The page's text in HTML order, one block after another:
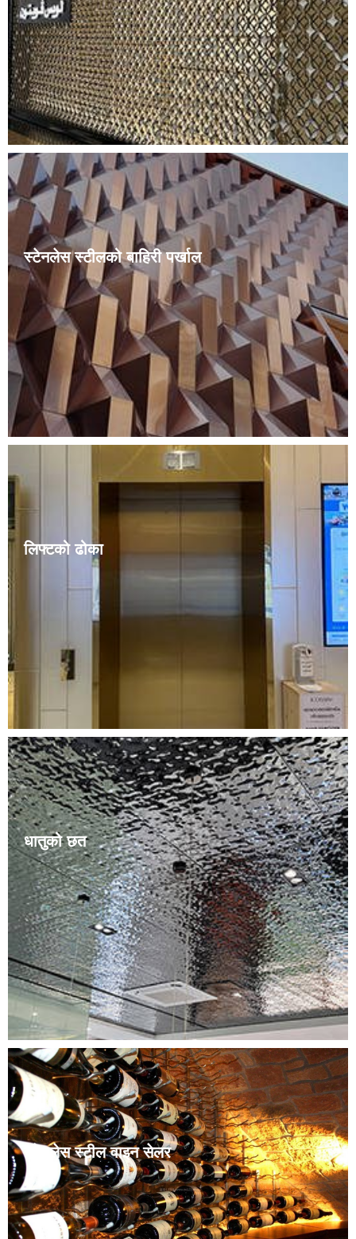
जीवनशैलीमा आएको परिवर्तनसँगै फर्निचरको मात्रा पनि बढेको छ र
कोठामा स्क्रिनको लेआउटले पनि निश्चित ढाँचा विकास गरेको छ।
सामान्यतया, दुई तरिकाहरू छन्: सममित र ……
स्टेनलेस स्टीलको बाहिरी पर्खाल
स्टेनलेस स्टीलको पर्दा पर्खालको पूरा नाम धातुको समर्थन संरचना बिन्दु
गिलासको पर्दा पर्खाल हो। स्टेनलेस स्टीलको पर्दा पर्खाल हालैका
वर्षहरूमा देखा परेको नयाँ समर्थन विधि हो, तर एक पटक देखा परेपछि,
यो शहरहरूमा द्रुत गतिमा विकसित भयो।
लिफ्टको ढोका
लिफ्टहरू युरोपेली, आधुनिक र चिनियाँ जस्ता विभिन्न शैलीहरूमा
सजाइएका छन्। किनभने जीवनस्तरमा सुधारसँगै, मानिसहरू अब
परम्परागत एकरस लिफ्ट सजावट शैलीसँग सन्तुष्ट छैनन्। लिफ्ट ढोका
धातुको छत
स्टेनलेस स्टीलको छतको रंग आफैंमा चाँदी जस्तो सेतो र चम्किलो छ।
ग्राहकको आवश्यकता अनुसार स्टेनलेस स्टीलको छतलाई विभिन्न
रंगहरूमा पनि रंगाउन सकिन्छ। स्टेनलेस स्टीलको छत खिया लाग्न
सजिलो हुँदैन, सफा गर्न सजिलो हुन्छ र टिकाउ हुन्छ। आवासीय
क्षेत्रहरूमा स्टेनलेस स्टीलको छत व्यापक रूपमा प्रयोग गरिन्छ।
स्टेनलेस स्टील वाइन सेलर
जिनहेहाई वाइन क्याबिनेटले उच्च-अन्त क्लब, भिल्ला र होटलहरूको
लागि अनुकूलन स्टेनलेस स्टील वाइन क्याबिनेटहरू प्रदान गर्दछ, जुन
साइटको आकार, डिजाइन र तापक्रम आवश्यकताहरू अनुरूप